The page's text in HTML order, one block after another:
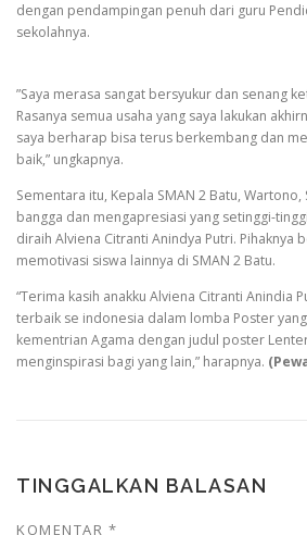
dengan pendampingan penuh dari guru
sekolahnya.
”Saya merasa sangat bersyukur dan senang
Rasanya semua usaha yang saya lakukan
saya berharap bisa terus berkembang dan
baik,” ungkapnya.
Sementara itu, Kepala SMAN 2 Batu, Wartono,
bangga dan mengapresiasi yang setinggi-
diraih Alviena Citranti Anindya Putri. Pihaknya
memotivasi siswa lainnya di SMAN 2 Batu.
“Terima kasih anakku Alviena Citranti Anindia
terbaik se indonesia dalam lomba Poster
kementrian Agama dengan judul poster
menginspirasi bagi yang lain,” harapnya.
TINGGALKAN BALASAN
KOMENTAR *